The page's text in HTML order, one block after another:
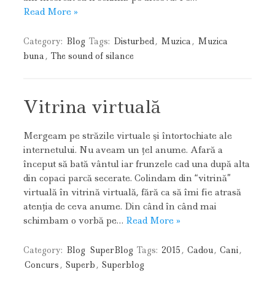
Read More »
Category: Blog Tags: Disturbed, Muzica , Muzica
buna , The sound of silance
Vitrina virtuală
Mergeam pe străzile virtuale şi întortochiate ale
internetului. Nu aveam un ţel anume. Afară a
început să bată vântul iar frunzele cad una după alta
din copaci parcă secerate. Colindam din “vitrină”
virtuală în vitrină virtuală, fără ca să îmi fie atrasă
atenţia de ceva anume. Din când în când mai
schimbam o vorbă pe… Read More »
Category: Blog SuperBlog Tags: 2015 , Cadou, Cani,
Concurs , Superb , Superblog